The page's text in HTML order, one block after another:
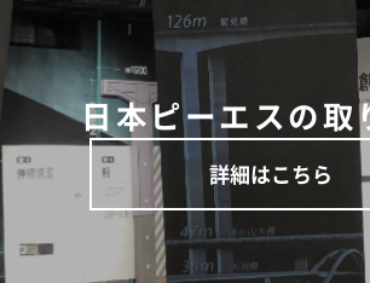
日本ピーエスの取
詳細はこちら